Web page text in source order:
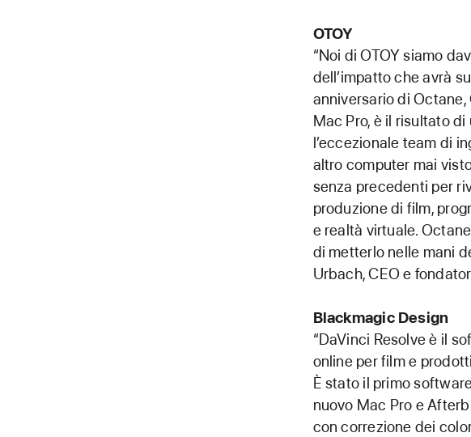
OTOY
“Noi di OTOY siamo
dell’impatto che avrà
anniversario di
Mac Pro, è il risultato
l’eccezionale team di
altro computer mai
senza precedenti per
produzione di film,
e realtà virtuale.
di metterlo nelle mani
Urbach, CEO e
Blackmagic Design
“DaVinci Resolve è il
online per film e
È stato il primo
nuovo Mac Pro e
con correzione dei